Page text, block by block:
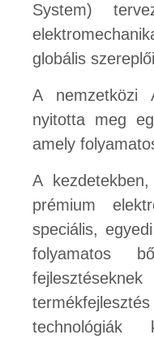
System)
globális
A nemzetközi
nyitotta meg
amely
A
prémium
speciális,
folyamatos
technológiák